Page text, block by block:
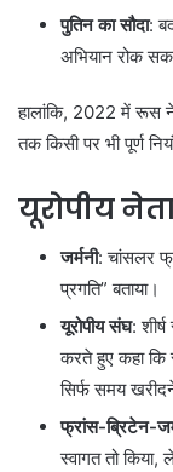
पुतिन का सौदा:
अभियान रोक
हालांकि, 2022 में रूस ने
तक किसी पर भी पूर्ण
यूरोपीय
जर्मनी: चांसलर
प्रगति” बताया।
यूरोपीय संघ:
करते हुए कहा कि
सिर्फ समय
फ्रांस-ब्रिटेन-
स्वागत तो किया,